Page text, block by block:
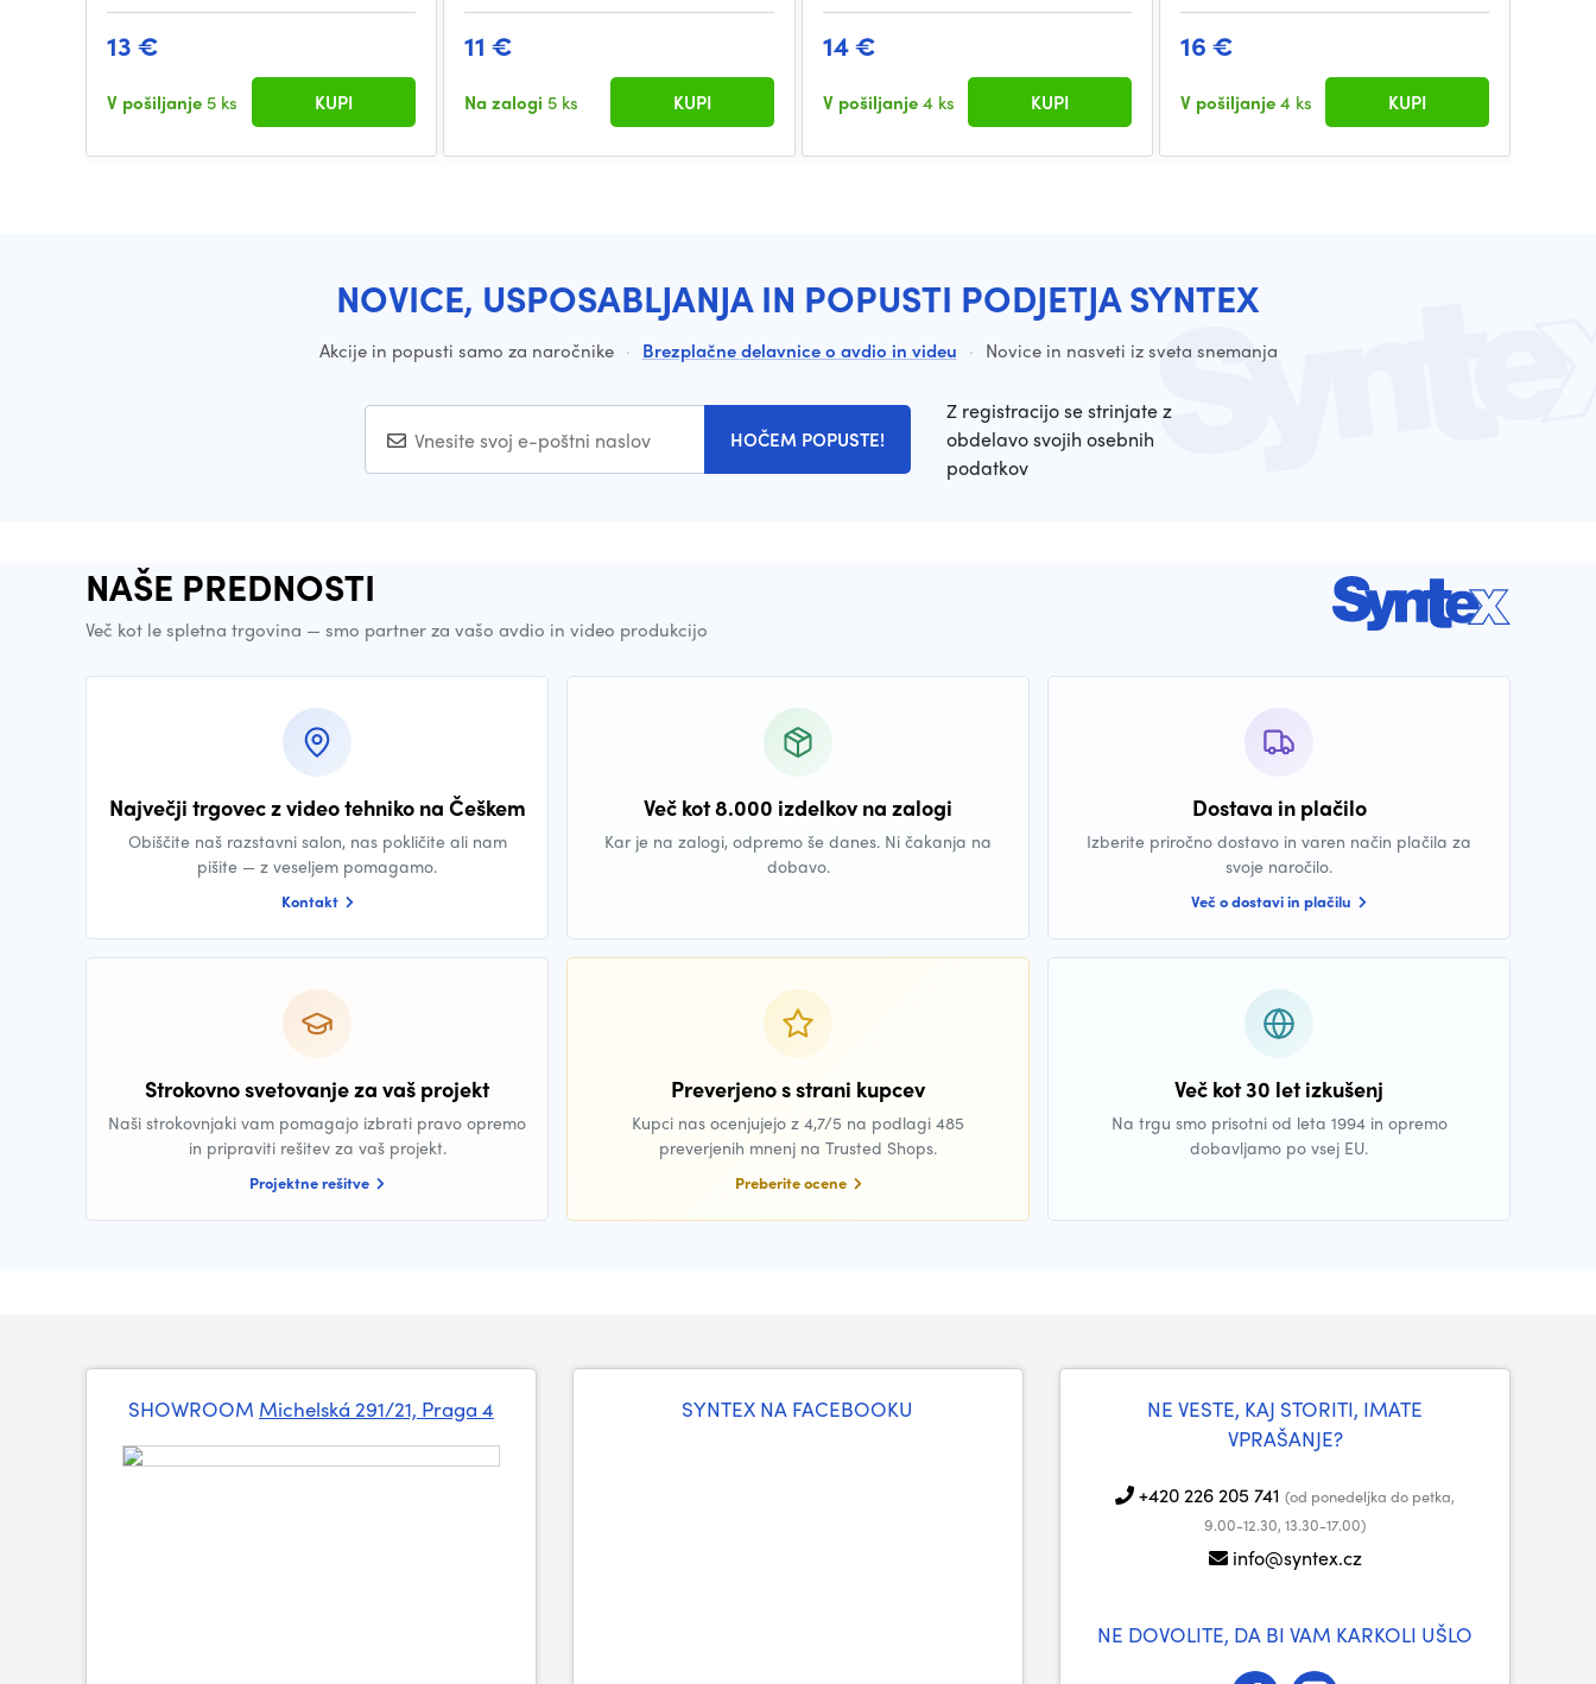
13 €
V pošiljanje 5 ks KUPI
11 €
Na zalogi 5 ks KUPI
14 €
V pošiljanje4 ks KUPI
16 €
V pošiljanje4 ks KUPI
NOVICE, USPOSABLJANJA IN POPUSTI PODJETJA SYNTEX
Akcije in popusti samo za naročnike · Brezplačne delavnice o avdio in videu · Novice in nasveti iz sveta snemanja
HOČEM POPUSTE!
Z registracijo se strinjate z
obdelavo svojih osebnih
podatkov
NAŠE PREDNOSTI
Več kot le spletna trgovina — smo partner za vašo avdio in video produkcijo
Največji trgovec z video tehniko na Češkem
Obiščite naš razstavni salon, nas pokličite ali nam
pišite — z veseljem pomagamo.
Kontakt
Več kot 8.000 izdelkov na zalogi
Kar je na zalogi, odpremo še danes. Ni čakanja na
dobavo.
Dostava in plačilo
Izberite priročno dostavo in varen način plačila za
svoje naročilo.
Več o dostavi in plačilu
Strokovno svetovanje za vaš projekt
Naši strokovnjaki vam pomagajo izbrati pravo opremo
in pripraviti rešitev za vaš projekt.
Projektne rešitve
Preverjeno s strani kupcev
Kupci nas ocenjujejo z 4,7/5 na podlagi 485
preverjenih mnenj na Trusted Shops.
Preberite ocene
Več kot 30 let izkušenj
Na trgu smo prisotni od leta 1994 in opremo
dobavljamo po vsej EU.
SHOWROOM Michelská 291/21, Praga 4 SYNTEX NA FACEBOOKU
NE VESTE, KAJ STORITI, IMATE
VPRAŠANJE?
+420 226 205 741 (od ponedeljka do petka,
9.00-12.30, 13.30-17.00)
info@syntex.cz
NE DOVOLITE, DA BI VAM KARKOLI UŠLO